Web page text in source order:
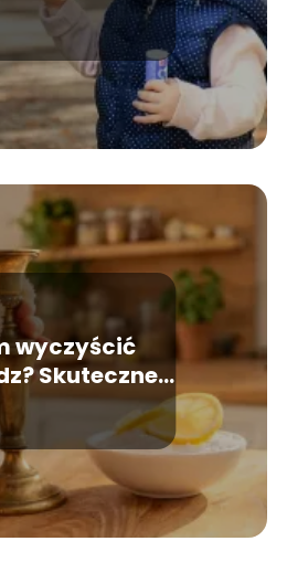
wyczyścić
Skuteczne
sposoby